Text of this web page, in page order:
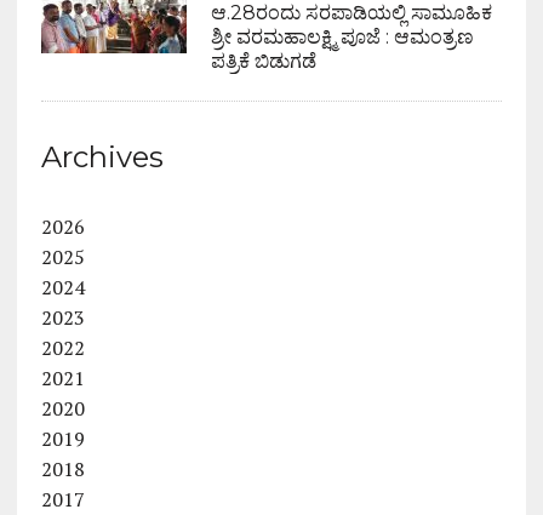
ಆ.28ರಂದು ಸರಪಾಡಿಯಲ್ಲಿ ಸಾಮೂಹಿಕ
ಶ್ರೀ ವರಮಹಾಲಕ್ಷ್ಮಿ ಪೂಜೆ : ಆಮಂತ್ರಣ
ಪತ್ರಿಕೆ ಬಿಡುಗಡೆ
Archives
2026
2025
2024
2023
2022
2021
2020
2019
2018
2017